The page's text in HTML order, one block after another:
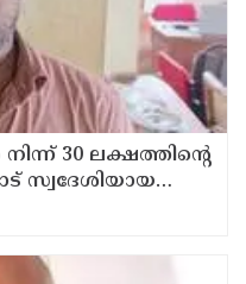
30 ലക്ഷത്തിന്റെ
സ്വദേശിയായ
പിടിയിൽ